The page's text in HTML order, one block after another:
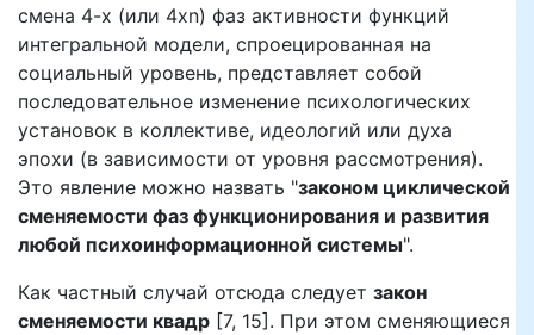
смена 4-х (или 4хn) фаз активности функций
интегральной модели, спроецированная на
социальный уровень, представляет собой
последовательное изменение психологических
установок в коллективе, идеологий или духа
эпохи (в зависимости от уровня рассмотрения).
Это явление можно назвать "законом циклической
сменяемости фаз функционирования и развития
любой психоинформационной системы".
Как частный случай отсюда следует закон
сменяемости квадр [7, 15]. При этом сменяющиеся